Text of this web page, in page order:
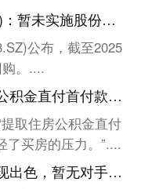
九八策略 金力永磁(300748.SZ)：暂未实施股份回购
公布，截至2025
。....
桶祥证券 河南省商丘市：住房公积金直付首付款新政助力缴存职工轻松购房
取住房公积金直付
了买房的压力。”....
旺源配资 实话实说，庄宇珊表现出色，暂无对手超越_比赛_意大利队_身高